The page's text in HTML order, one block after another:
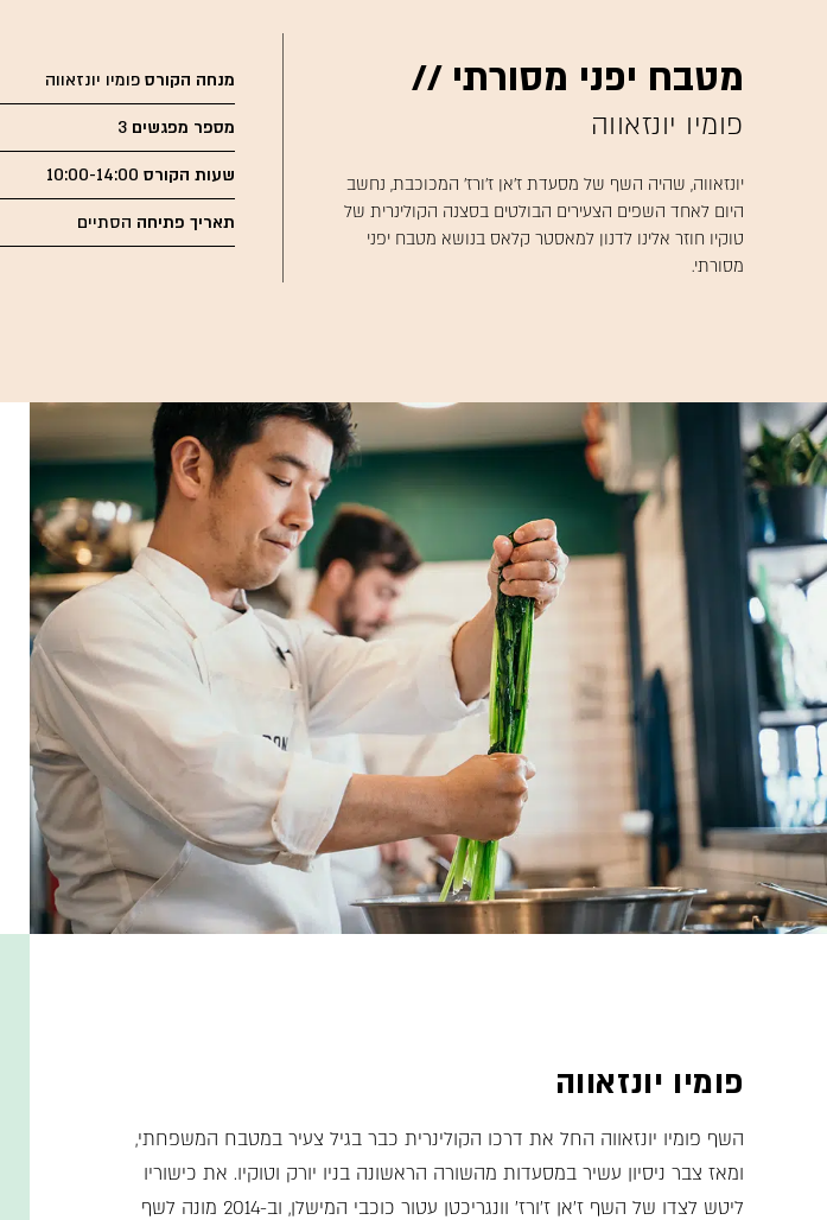
מטבח יפני מסורתי //
פומיו יונזאווה
יונזאווה, שהיה השף של מסעדת ז׳אן ז׳ורז׳ המכוכבת, נחשב
היום לאחד השפים הצעירים הבולטים בסצנה הקולינרית של
טוקיו חוזר אלינו לדנון למאסטר קלאס בנושא מטבח יפני
מסורתי.
מנחה הקורס פומיו יונזאווה
מספר מפגשים 3
שעות הקורס 10:00-14:00
תאריך פתיחה הסתיים
פומיו יונזאווה
השף פומיו יונזאווה החל את דרכו הקולינרית כבר בגיל צעיר במטבח המשפחתי,
ומאז צבר ניסיון עשיר במסעדות מהשורה הראשונה בניו יורק וטוקיו. את כישוריו
ליטש לצדו של השף ז’אן ז’ורז’ וונגריכטן עטור כוכבי המישלן, וב-2014 מונה לשף